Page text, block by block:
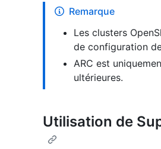
Remarque
Les clusters
de configuration
ARC est
ultérieures.
Utilisation de